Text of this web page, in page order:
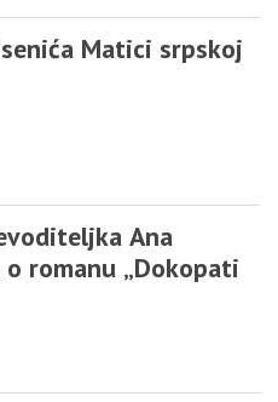
Matici srpskoj
Ana
romanu „Dokopati